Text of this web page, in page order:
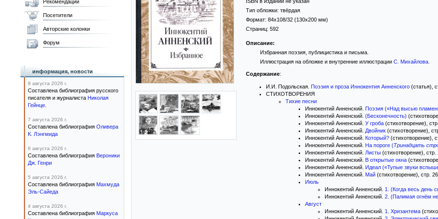
Тип обложки: твёрдая
Формат: 84x108/32 (130x200 мм)
Страниц: 592
Описание:
Избранная поэзия, публицистика и письма.
Иллюстрация на обложке и внутренние иллюстрации С. Михайлова.
Содержание:
И.И. Подольская. Поэзия и проза Иннокентия Анненского (статья),
СТИХОТВОРЕНИЯ
Тихие песни
Иннокентий Анненский. Поэзия («Над высью
Иннокентий Анненский. (Бесконечность)
Иннокентий Анненский. У гроба (стихотворение),
Иннокентий Анненский. Двойник (стихотворение),
Иннокентий Анненский. Который? (стихотворение),
Иннокентий Анненский. На пороге (Тринадцать
Иннокентий Анненский. Листы (стихотворение), стр.
Иннокентий Анненский. В открытые окна
Иннокентий Анненский. Идеал («Тупые звуки
Иннокентий Анненский. Май (стихотворение), стр.
Июль
Иннокентий Анненский. 1. (Когда весь день
Иннокентий Анненский. 2. (Палимая огнём
Август
Иннокентий Анненский. 1. Хризантема
Рекомендации
Посетители
Авторские колонки
Форум
информация, новости
9 августа 2026 г.
Составлена библиография русского
писателя и журналиста Николая
Гейнце
7 августа 2026 г.
Составлена библиография Оливера
К. Лэнгмида
6 августа 2026 г.
Составлена библиография Вероники
Дж. Генри
5 августа 2026 г.
Составлена библиография Махмуда
Эль-Сайеда
4 августа 2026 г.
Составлена библиография Маркуса